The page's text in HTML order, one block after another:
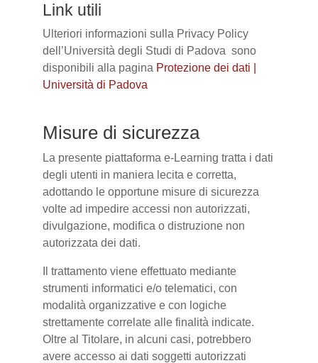
Link utili
Ulteriori informazioni sulla Privacy Policy
dell’Università degli Studi di Padova sono
disponibili alla pagina Protezione dei dati |
Università di Padova
Misure di sicurezza
La presente piattaforma e-Learning tratta i dati
degli utenti in maniera lecita e corretta,
adottando le opportune misure di sicurezza
volte ad impedire accessi non autorizzati,
divulgazione, modifica o distruzione non
autorizzata dei dati.
Il trattamento viene effettuato mediante
strumenti informatici e/o telematici, con
modalità organizzative e con logiche
strettamente correlate alle finalità indicate.
Oltre al Titolare, in alcuni casi, potrebbero
avere accesso ai dati soggetti autorizzati